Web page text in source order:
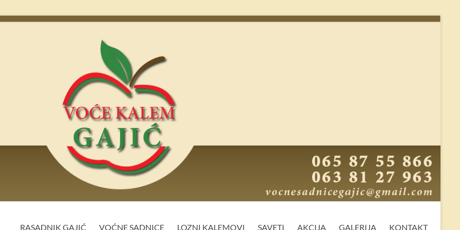
RASADNIK GAJIĆ VOĆNE SADNICE LOZNI KALEMOVI SAVETI AKCIJA GALERIJA KONTAKT